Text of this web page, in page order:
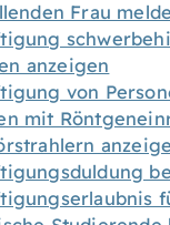
Frau
anzeigen
von
mit